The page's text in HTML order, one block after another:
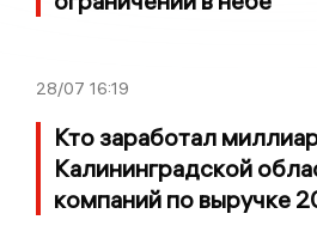
28/07 16:19
Кто заработал
Калининградской
компаний по выручке